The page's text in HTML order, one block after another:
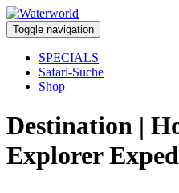
Toggle navigation
SPECIALS
Safari-Suche
Shop
Destination |
Explorer